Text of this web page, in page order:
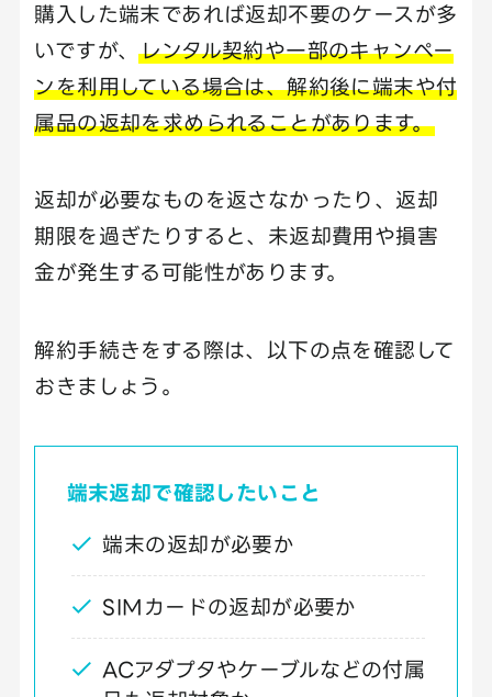
購入した端末であれば返却不要のケースが多
いですが、レンタル契約や一部のキャンペー
ンを利用している場合は、解約後に端末や付
属品の返却を求められることがあります。
返却が必要なものを返さなかったり、返却
期限を過ぎたりすると、未返却費用や損害
金が発生する可能性があります。
解約手続きをする際は、以下の点を確認して
おきましょう。
端末返却で確認したいこと
端末の返却が必要か
SIMカードの返却が必要か
ACアダプタやケーブルなどの付属